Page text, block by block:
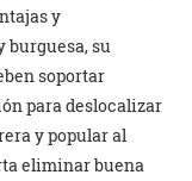
y
burguesa, su
soportar
para deslocalizar
y popular al
eliminar buena